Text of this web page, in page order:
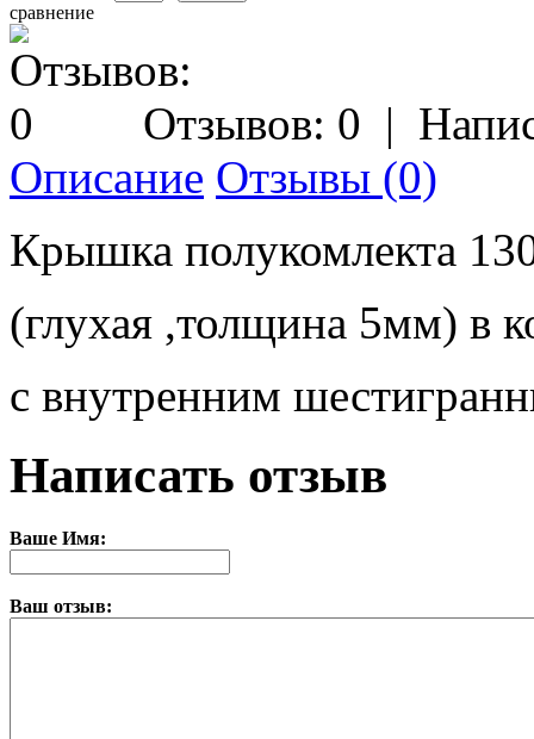
сравнение
Отзывов: 0 |
Описание Отзывы (0)
Крышка полукомлекта
(глухая ,толщина 5мм) в
с внутренним
Написать отзыв
Ваше Имя:
Ваш отзыв: